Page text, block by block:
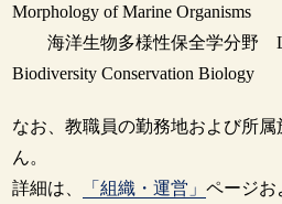
Morphology of Marine Organisms
海洋生物多様性保全学分野
Biodiversity Conservation Biology
なお、教職員の勤務地および所
ん。
詳細は、
「組織・運営」ページお